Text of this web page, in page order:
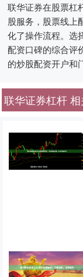
联华证券在股票杠
股服务，股票线上
化了操作流程。选
配资口碑的综合评
的炒股配资开户和
联华证券杠杆